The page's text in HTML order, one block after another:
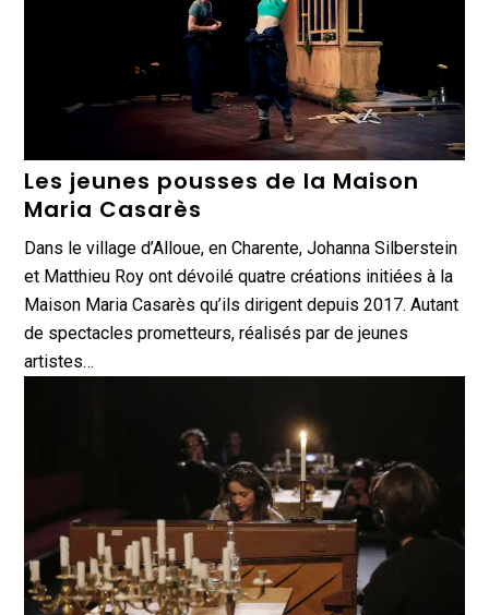
Les jeunes pousses de la Maison
Maria Casarès
Dans le village d’Alloue, en Charente, Johanna Silberstein
et Matthieu Roy ont dévoilé quatre créations initiées à la
Maison Maria Casarès qu’ils dirigent depuis 2017. Autant
de spectacles prometteurs, réalisés par de jeunes
artistes…